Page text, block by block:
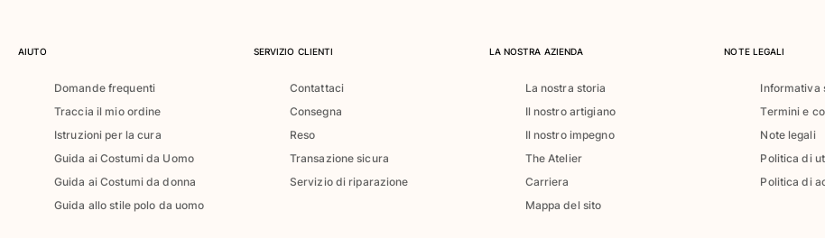
Pantaloni
Vedi tutti i Abbigliamento
Vedi tutti i Bambina
AIUTO
Domande frequenti
Traccia il mio ordine
Istruzioni per la cura
Guida ai Costumi da Uomo
Guida ai Costumi da donna
Guida allo stile polo da uomo
SERVIZIO CLIENTI
Contattaci
Consegna
Reso
Transazione sicura
Servizio di riparazione
LA NOSTRA AZIENDA
La nostra storia
Il nostro artigiano
Il nostro impegno
The Atelier
Carriera
Mappa del sito
NOTE LEGALI
Informativa
Termini e
Note legali
Politica di
Politica di